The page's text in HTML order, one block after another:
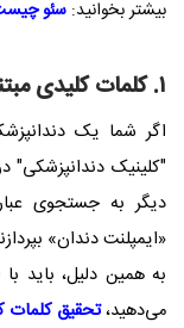
بیشتر بخوانید: سئو
۱. کلمات کلیدی مبتنی بر خدمات را پیدا کنید
اگر شما یک
دیگر به جستجوی
«ایمپلنت دندان»
به همین دلیل، باید
می‌دهید،تحقیق کلمات